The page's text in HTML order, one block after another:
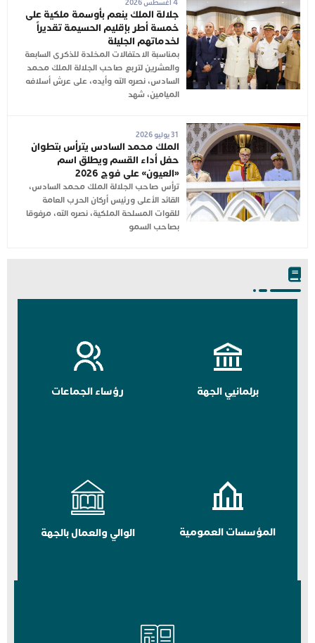
4 أغسطس 2026
جلالة الملك ينعم بأوسمة ملكية على
خمسة أطر بإقليم الحسيمة تقديراً
لخدماتهم الجليلة
بمناسبة الاحتفالات المخلدة للذكرى السابعة
والعشرين لتربع صاحب الجلالة الملك محمد
السادس، نصره الله وأيده، على عرش أسلافه
الميامين، شهد
31 يوليو 2026
الملك محمد السادس يترأس بتطوان
حفل أداء القسم ويطلق اسم
«العيون» على فوج 2026
ترأس صاحب الجلالة الملك محمد السادس،
القائد الأعلى ورئيس أركان الحرب العامة
للقوات المسلحة الملكية، نصره الله، مرفوقا
بصاحب السمو
برلمانيي الجهة رؤساء الجماعات
المؤسسات العمومية الوالي والعمال بالجهة